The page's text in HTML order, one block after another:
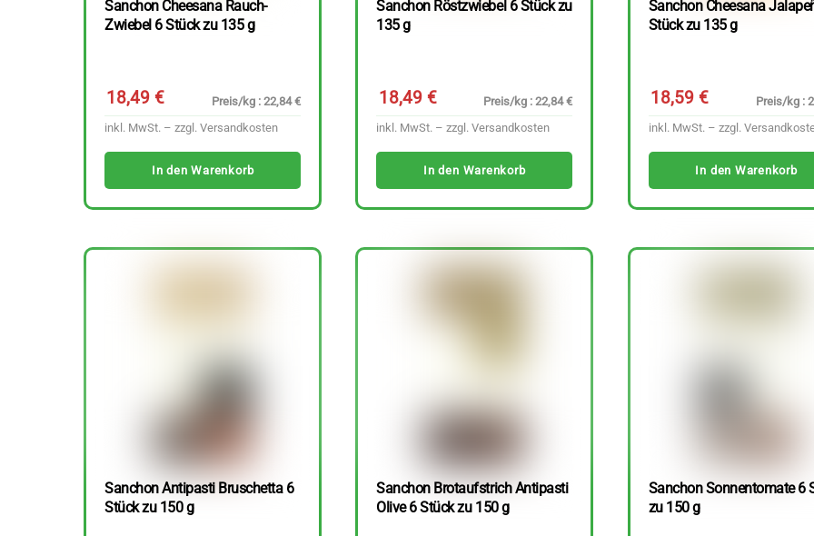
Sanchon Cheesana Rauch-
Zwiebel 6 Stück zu 135 g
18,49€
Preis/kg : 22,84 €
inkl. MwSt. – zzgl. Versandkosten
In den Warenkorb
Sanchon Röstzwiebel 6 Stück zu
135 g
18,49 €
Preis/kg : 22,84 €
inkl. MwSt. – zzgl.Versandkosten
In den Warenkorb
Sanchon Cheesana
Stück zu 135 g
18,59 €
Preis/kg :
inkl. MwSt. – zzgl.
In den Warenkorb
Sanchon Antipasti Bruschetta 6
Stück zu 150 g
Sanchon Brotaufstrich Antipasti
Olive 6 Stück zu 150 g
Sanchon Sonnentomate 6
zu 150 g